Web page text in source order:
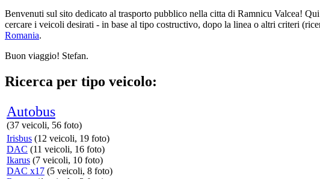
Benvenuti sul sito dedicato al trasporto pubblico nella citta di Ramnicu Valcea!
cercare i veicoli desirati - in base al tipo costructivo, dopo la linea o altri criteri
Romania.
Buon viaggio! Stefan.
Ricerca per tipo veicolo:
Autobus
(37 veicoli, 56 foto)
Irisbus (12 veicoli, 19 foto)
DAC (11 veicoli, 16 foto)
Ikarus (7 veicoli, 10 foto)
DAC x17 (5 veicoli, 8 foto)